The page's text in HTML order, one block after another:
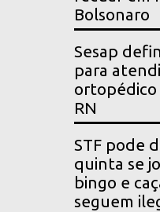
Bolsonaro
Sesap
para
ortopédico
RN
STF pode
quinta se
bingo e
seguem